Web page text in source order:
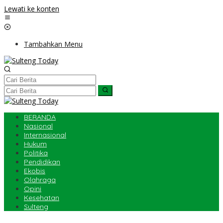
Lewati ke konten
Tambahkan Menu
BERANDA
Nasional
Internasional
Hukum
Politika
Pendidikan
Ekobis
Olahraga
Opini
Kesehatan
Sulteng